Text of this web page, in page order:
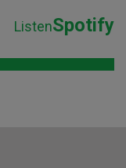
ListenSpotify